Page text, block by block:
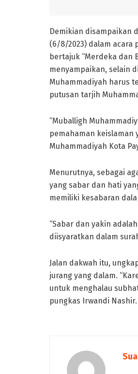
Demikian disampaikan
(6/8/2023) dalam acara
bertajuk “Merdeka dan
menyampaikan, selain
Muhammadiyah harus
putusan tarjih
“Muballigh
pemahaman keislaman
Muhammadiyah Kota
Menurutnya, sebagai
yang sabar dan hati
memiliki kesabaran
“Sabar dan yakin
diisyaratkan dalam
Jalan dakwah itu,
jurang yang dalam.
untuk menghalau
pungkas Irwandi Nashir.